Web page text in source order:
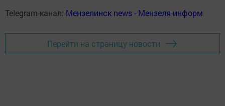
Telegram-канал: Мензелинск news - Мензеля-информ
Перейти на страницу новости